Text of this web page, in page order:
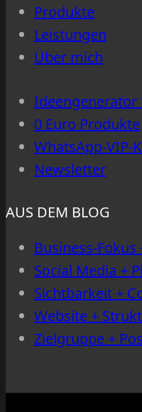
Produkte
Leistungen
Über mich
Ideengenerator
0 Euro Produkte
WhatsApp-VIP-
Newsletter
AUS DEM BLOG
Business-
Social Media +
Sichtbarkeit +
Website +
Zielgruppe +